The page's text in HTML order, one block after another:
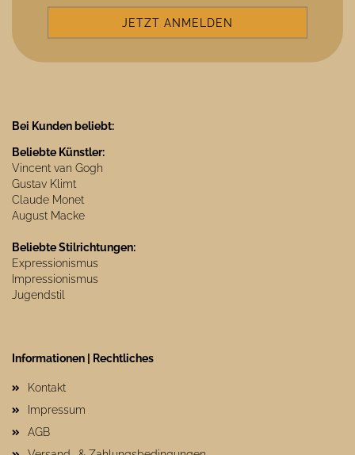
Bei Kunden beliebt:
Beliebte Künstler:
Vincent van Gogh
Gustav Klimt
Claude Monet
August Macke
Beliebte Stilrichtungen:
Expressionismus
Impressionismus
Jugendstil
Informationen | Rechtliches
Kontakt
Impressum
AGB